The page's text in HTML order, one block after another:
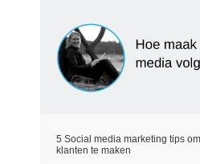
5 Social media marketing tips
klanten te maken